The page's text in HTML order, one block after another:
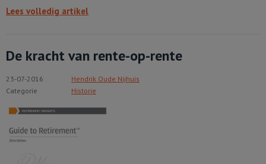
Lees volledig artikel
De kracht van rente-op-rente
23-07-2016
Hendrik Oude Nijhuis
Categorie
Historie